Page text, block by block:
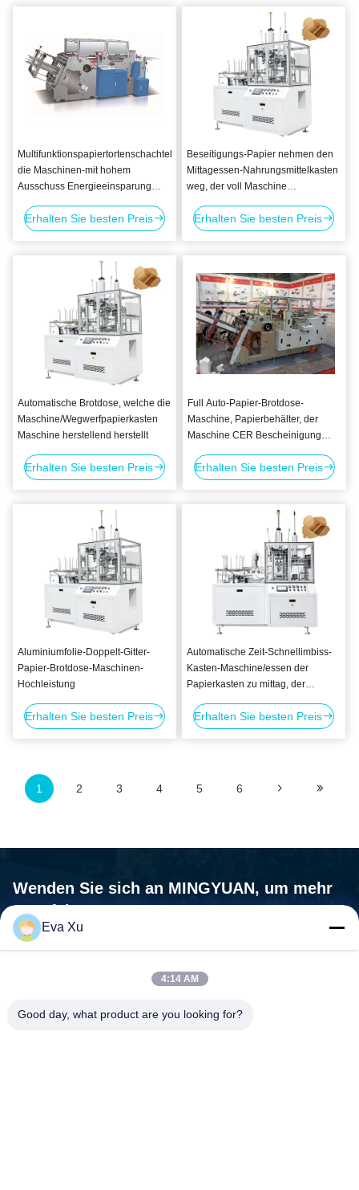
Multifunktionspapiertortenschachtel,
die Maschinen-mit hohem
Ausschuss Energieeinsparung
Erhalten Sie besten Preis
Beseitigungs-Papier nehmen den
Mittagessen-Nahrungsmittelkasten
weg, der voll Maschine
Erhalten Sie besten Preis
Automatische Brotdose, welche die
Maschine/Wegwerfpapierkasten
Maschine herstellend herstellt
Erhalten Sie besten Preis
Full Auto-Papier-Brotdose-
Maschine, Papierbehälter, der
Maschine CER Bescheinigung
Erhalten Sie besten Preis
Aluminiumfolie-Doppelt-Gitter-
Papier-Brotdose-Maschinen-
Hochleistung
Erhalten Sie besten Preis
Automatische Zeit-Schnellimbiss-
Kasten-Maschine/essen der
Papierkasten zu mittag, der
Erhalten Sie besten Preis
1 2 3 4 5 6
Wenden Sie sich an MINGYUAN, um mehr
zu erfahren.
Wir sind nicht nur ein Maschinenlieferant, wir sind Ihr Partner, Ihr
Ruian, Provinz Zhejiang - 325200 China
Eva Xu
4:14 AM
Good day, what product are you looking for?